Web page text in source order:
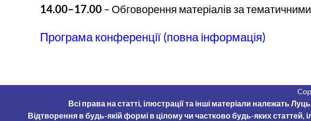
14.00–17.00– Обговорення матеріалів за
Програма конференції (повна інформація)
Всі права на статті, ілюстрації та інші матеріали належать
Відтворення в будь-якій формі в цілому чи частково будь-яких